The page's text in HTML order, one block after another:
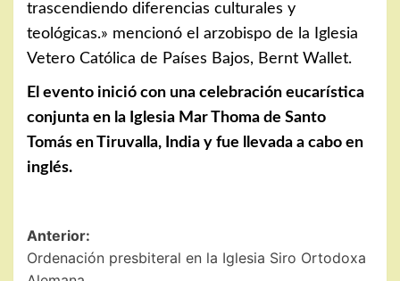
trascendiendo diferencias culturales y
teológicas.» mencionó el arzobispo de la Iglesia
Vetero Católica de Países Bajos, Bernt Wallet.
El evento inició con una celebración eucarística
conjunta en la Iglesia Mar Thoma de Santo
Tomás en Tiruvalla, India y fue llevada a cabo en
inglés.
Navegación
de
Anterior:
Ordenación presbiteral en la Iglesia Siro Ortodoxa